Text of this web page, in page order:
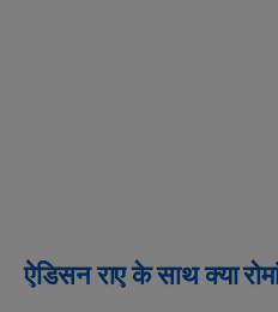
ऐडिसन राए के साथ क्या